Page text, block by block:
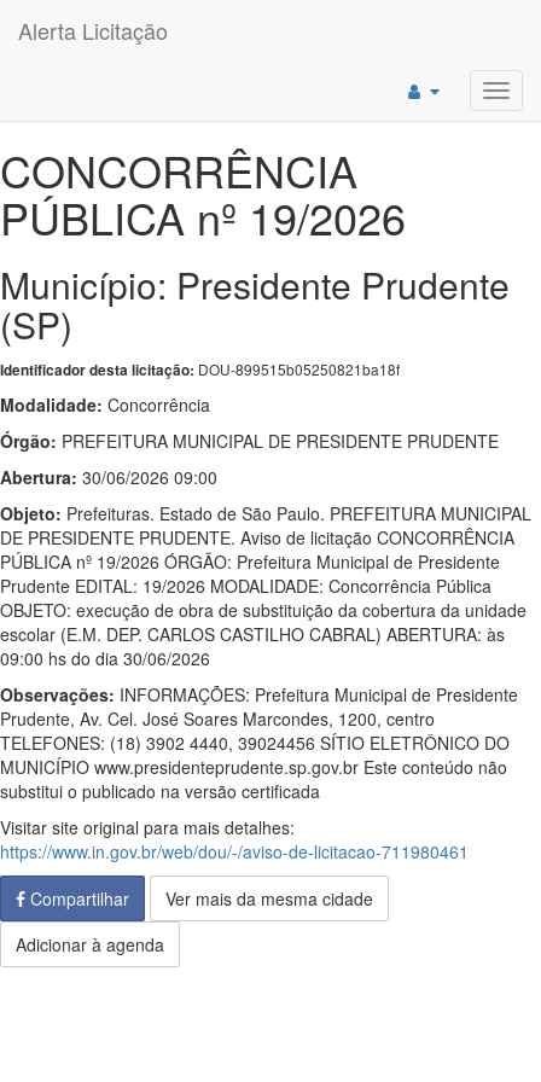
Alerta Licitação
CONCORRÊNCIA
PÚBLICA nº 19/2026
Município: Presidente Prudente
(SP)
Identificador desta licitação: DOU-899515b05250821ba18f
Modalidade: Concorrência
Órgão: PREFEITURA MUNICIPAL DE PRESIDENTE PRUDENTE
Abertura: 30/06/2026 09:00
Objeto: Prefeituras. Estado de São Paulo. PREFEITURA MUNICIPAL
DE PRESIDENTE PRUDENTE. Aviso de licitação CONCORRÊNCIA
PÚBLICA nº 19/2026 ÓRGÃO: Prefeitura Municipal de Presidente
Prudente EDITAL: 19/2026 MODALIDADE: Concorrência Pública
OBJETO: execução de obra de substituição da cobertura da unidade
escolar (E.M. DEP. CARLOS CASTILHO CABRAL) ABERTURA: às
09:00 hs do dia 30/06/2026
Observações: INFORMAÇÕES: Prefeitura Municipal de Presidente
Prudente, Av. Cel. José Soares Marcondes, 1200, centro
TELEFONES: (18) 3902 4440, 39024456 SÍTIO ELETRÔNICO DO
MUNICÍPIO www.presidenteprudente.sp.gov.br Este conteúdo não
substitui o publicado na versão certificada
Visitar site original para mais detalhes:
https://www.in.gov.br/web/dou/-/aviso-de-licitacao-711980461
Compartilhar
Ver mais da mesma cidade
Adicionar à agenda